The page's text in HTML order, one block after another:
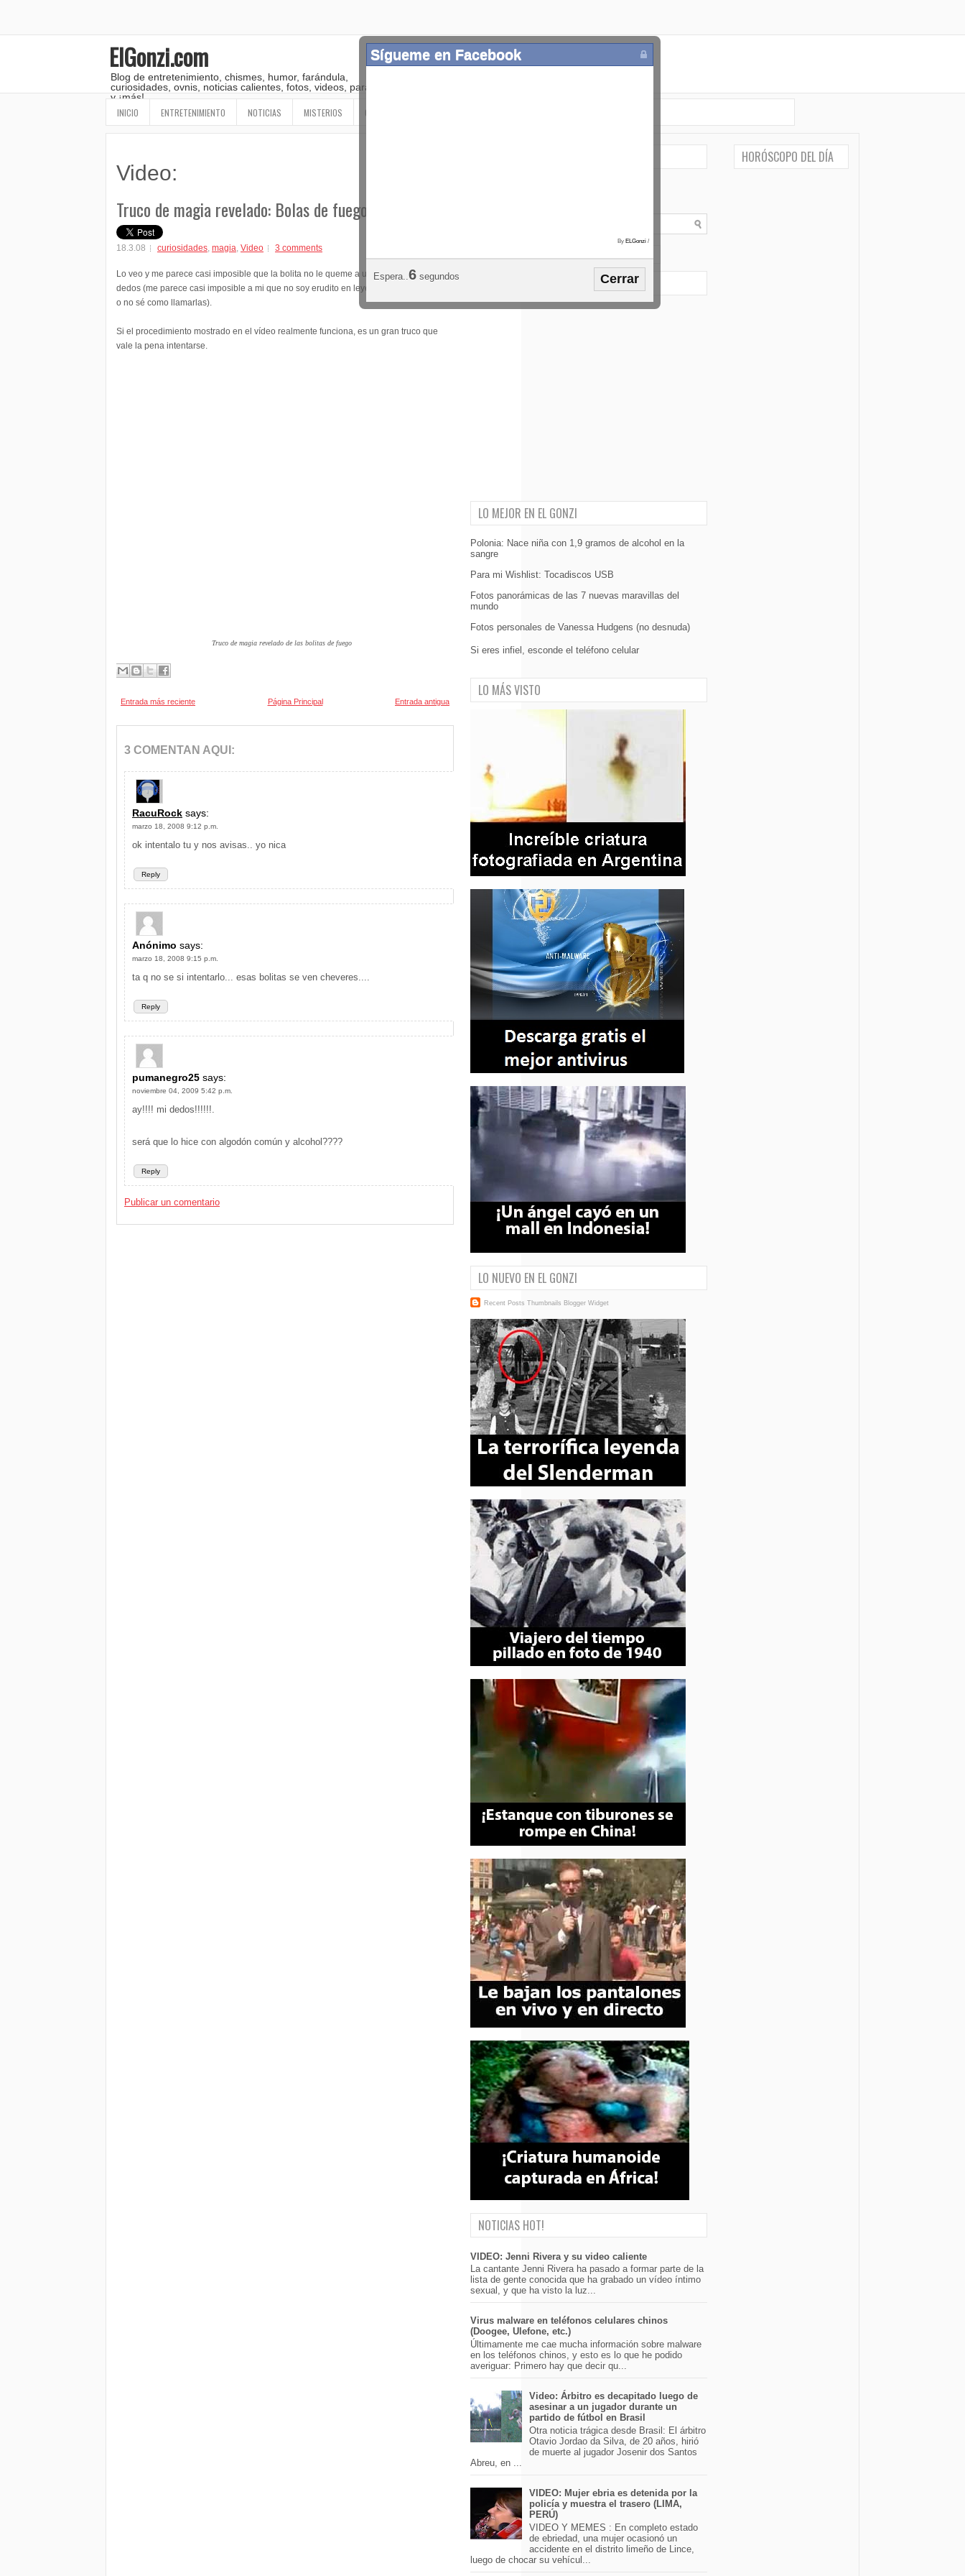
ElGonzi.com
Blog de entretenimiento, chismes, humor, farándula,
curiosidades, ovnis, noticias calientes, fotos, videos, paranormal
y ¡más!
INICIO ENTRETENIMIENTO NOTICIAS MISTERIOS OTROS
Video:
Truco de magia revelado: Bolas de fuego
18.3.08 curiosidades, magia, Video 3 comments
Lo veo y me parece casi imposible que la bolita no le queme a uno los
dedos (me parece casi imposible a mi que no soy erudito en leyes físicas o naturales
o no sé como llamarlas).
Si el procedimiento mostrado en el vídeo realmente funciona, es un gran truco que
vale la pena intentarse.
Truco de magia revelado de las bolitas de fuego
Entrada más reciente Entrada antigua
Página Principal
3 COMENTAN AQUI:
RacuRock says:
marzo 18, 2008 9:12 p.m.
Reply
ok intentalo tu y nos avisas.. yo nica
Anónimo says:
marzo 18, 2008 9:15 p.m.
Reply
ta q no se si intentarlo... esas bolitas se ven cheveres....
pumanegro25 says:
noviembre 04, 2009 5:42 p.m.
Reply
ay!!!! mi dedos!!!!!!.
será que lo hice con algodón común y alcohol????
Publicar un comentario
LO MEJOR EN EL GONZI
Polonia: Nace niña con 1,9 gramos de alcohol en la
sangre
Para mi Wishlist: Tocadiscos USB
Fotos panorámicas de las 7 nuevas maravillas del
mundo
Fotos personales de Vanessa Hudgens (no desnuda)
Si eres infiel, esconde el teléfono celular
Sígueme en Facebook
By ELGonzi /
Espera..2 segundos Cerrar
LO MÁS VISTO
LO NUEVO EN EL GONZI
Recent Posts Thumbnails Blogger Widget
NOTICIAS HOT!
VIDEO: Jenni Rivera y su video caliente
La cantante Jenni Rivera ha pasado a formar parte de la
lista de gente conocida que ha grabado un vídeo íntimo
sexual, y que ha visto la luz...
Virus malware en teléfonos celulares chinos
(Doogee, Ulefone, etc.)
Últimamente me cae mucha información sobre malware
en los teléfonos chinos, y esto es lo que he podido
averiguar: Primero hay que decir qu...
Video: Árbitro es decapitado luego de
asesinar a un jugador durante un
partido de fútbol en Brasil
Otra noticia trágica desde Brasil: El árbitro
Otavio Jordao da Silva, de 20 años, hirió
de muerte al jugador Josenir dos Santos
Abreu, en ...
VIDEO: Mujer ebria es detenida por la
policía y muestra el trasero (LIMA,
PERÚ)
VIDEO Y MEMES : En completo estado
de ebriedad, una mujer ocasionó un
accidente en el distrito limeño de Lince,
luego de chocar su vehícul...
HORÓSCOPO DEL DÍA